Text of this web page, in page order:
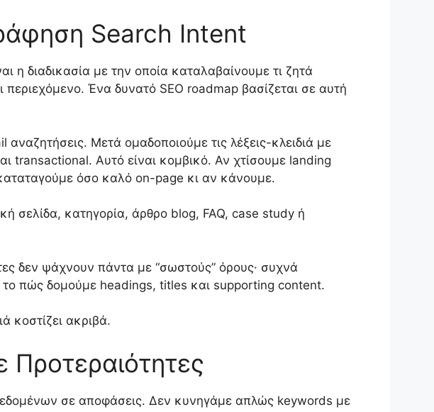
Search Intent
η διαδικασία με την οποία καταλαβαίνουμε τι ζητά
Ένα δυνατό SEO roadmap βασίζεται σε αυτή
Μετά ομαδοποιούμε τις λέξεις-κλειδιά με
Αυτό είναι κομβικό. Αν χτίσουμε landing
όσο καλό on-page κι αν κάνουμε.
σελίδα, κατηγορία, άρθρο blog, FAQ, case study ή
δεν ψάχνουν πάντα με “σωστούς” όρους· συχνά
το πώς δομούμε headings, titles και supporting content.
κοστίζει ακριβά.
σε αποφάσεις. Δεν κυνηγάμε απλώς keywords με